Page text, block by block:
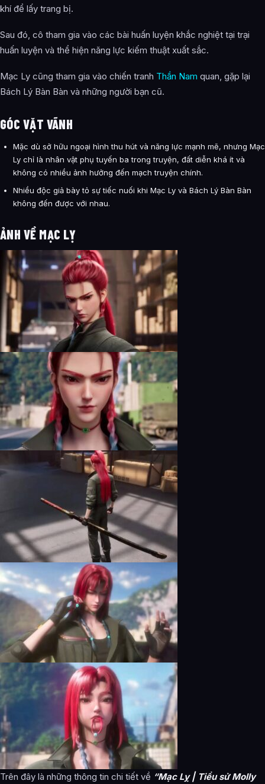
khí để lấy trang bị.
Sau đó, cô tham gia vào các bài huấn luyện khắc nghiệt tại trại
huấn luyện và thể hiện năng lực kiếm thuật xuất sắc.
Mạc Ly cũng tham gia vào chiến tranh Thần Nam quan, gặp lại
Bách Lý Bàn Bàn và những người bạn cũ.
GÓC VẶT VÃNH
Mặc dù sở hữu ngoại hình thu hút và năng lực mạnh mẽ, nhưng Mạc
Ly chỉ là nhân vật phụ tuyến ba trong truyện, đất diễn khá ít và
không có nhiều ảnh hưởng đến mạch truyện chính.
Nhiều độc giả bày tỏ sự tiếc nuối khi Mạc Ly và Bách Lý Bàn Bàn
không đến được với nhau.
ẢNH VỀ MẠC LỴ
Trên đây là những thông tin chi tiết về “Mạc Lỵ | Tiểu sử Molly